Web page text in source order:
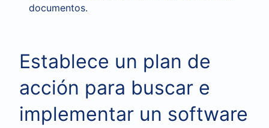
documentos.
Establece un plan de
acción para buscar e
implementar un software